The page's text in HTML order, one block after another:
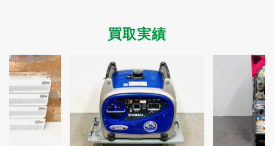
新着情報
プライバシーポリシー
規約・同意書
本人確認書類アップロード
梱包
ガイド
法人の
お客様へ
買取実績